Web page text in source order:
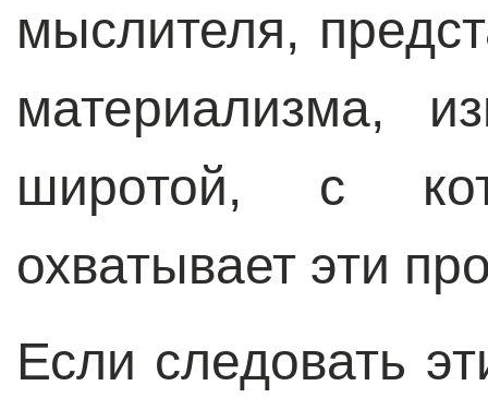
мыслителя,
материализма,
широтой, с
охватывает эти
Если следовать